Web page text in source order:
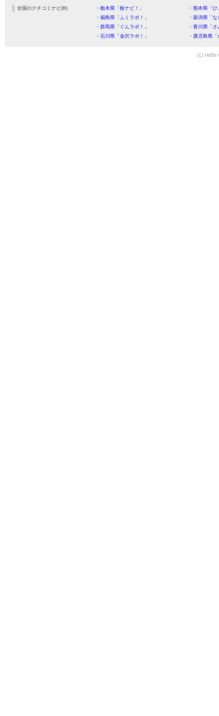
全国のクチコミナビ(R) ・栃木県「栃ナビ！」
・熊本県「
・福島県「ふくラボ！」
・新潟県「
・群馬県「ぐんラボ！」
・香川県「
・石川県「金沢ラボ！」
・鹿児島県
(C) HitBit